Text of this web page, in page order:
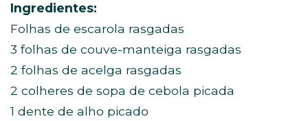
Ingredientes:
Folhas de escarola rasgadas
3 folhas de couve-manteiga rasgadas
2 folhas de acelga rasgadas
2 colheres de sopa de cebola picada
1 dente de alho picado